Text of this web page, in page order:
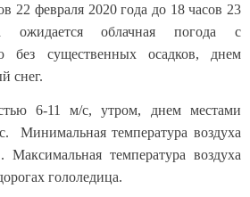
22 февраля 2020 года до 18 часов 23
ожидается облачная погода с
без существенных осадков, днем
снег.
6-11 м/с, утром, днем местами
Минимальная температура воздуха
температура воздуха
гололедица.